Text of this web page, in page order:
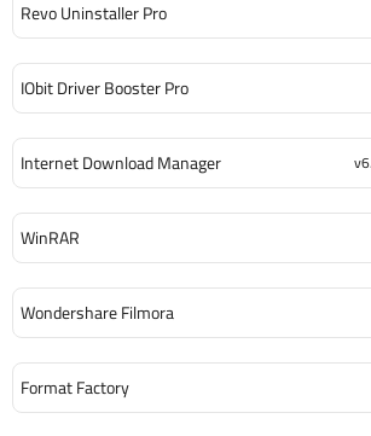
Revo Uninstaller Pro
IObit Driver Booster Pro
Internet Download Manager
WinRAR
Wondershare Filmora
Format Factory